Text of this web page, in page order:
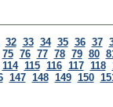
32 33 34 35 36 37
75 76 77 78 79 80
114 115 116 117 118
147 148 149 150